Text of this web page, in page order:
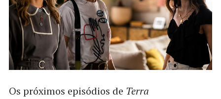
Os próximos episódios de Terra